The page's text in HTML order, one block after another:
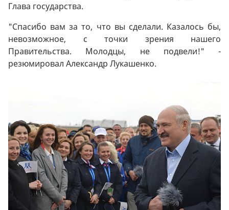
Глава государства.
"Спасибо вам за то, что вы сделали. Казалось бы,
невозможное, с точки зрения нашего
Правительства. Молодцы, не подвели!" -
резюмировал Александр Лукашенко.